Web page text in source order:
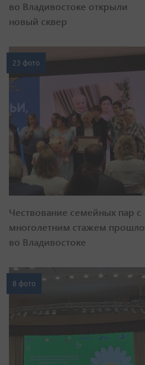
во Владивостоке открыли
новый сквер
23 фото
Чествование семейных пар с
многолетним стажем прошло
во Владивостоке
8 фото